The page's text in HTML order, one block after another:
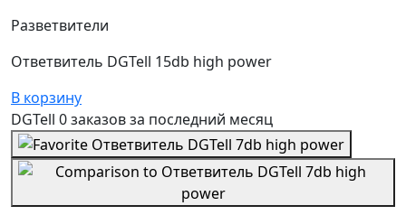
Разветвители
Ответвитель DGTell 15db high power
В корзину
DGTell 0 заказовза последний месяц